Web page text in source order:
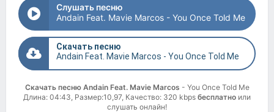
Слушать песню
Andain Feat. Mavie Marcos - You Once Told Me
Скачать песню
Andain Feat. Mavie Marcos - You Once Told Me
Скачать песню Andain Feat. Mavie Marcos - You Once Told Me
Длина: 04:43, Размер:10,97, Качество: 320 kbps бесплатно или
слушать онлайн!